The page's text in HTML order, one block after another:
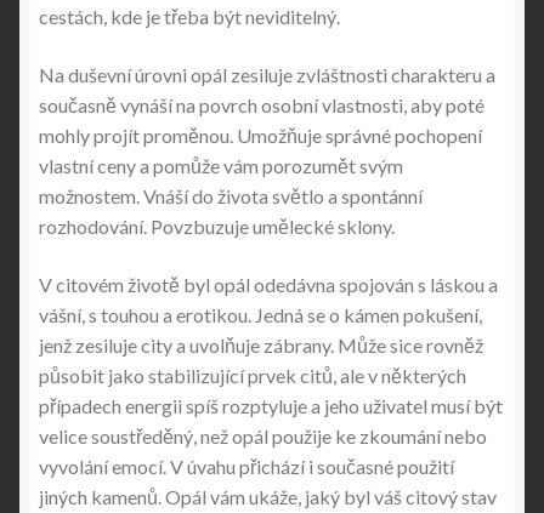
cestách, kde je třeba být neviditelný.
Na duševní úrovni opál zesiluje zvláštnosti charakteru a
současně vynáší na povrch osobní vlastnosti, aby poté
mohly projít proměnou. Umožňuje správné pochopení
vlastní ceny a pomůže vám porozumět svým
možnostem. Vnáší do života světlo a spontánní
rozhodování. Povzbuzuje umělecké sklony.
V citovém životě byl opál odedávna spojován s láskou a
vášní, s touhou a erotikou. Jedná se o kámen pokušení,
jenž zesiluje city a uvolňuje zábrany. Může sice rovněž
působit jako stabilizující prvek citů, ale v některých
případech energii spíš rozptyluje a jeho uživatel musí být
velice soustředěný, než opál použije ke zkoumání nebo
vyvolání emocí. V úvahu přichází i současné použití
jiných kamenů. Opál vám ukáže, jaký byl váš citový stav